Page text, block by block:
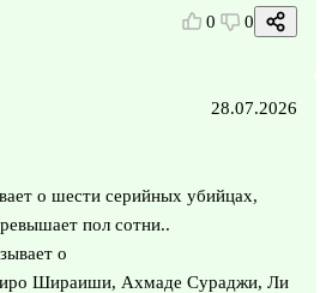
0 0
28.07.2026
о шести серийных убийцах,
пол сотни..
о
Шираиши, Ахмаде Сураджи, Ли